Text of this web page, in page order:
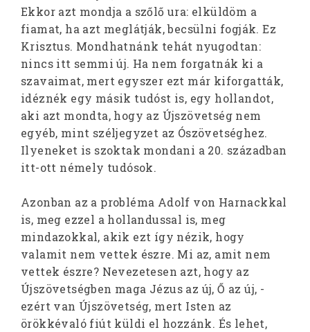
Ekkor azt mondja a szőlő ura: elküldöm a
fiamat, ha azt meglátják, becsülni fogják. Ez
Krisztus. Mondhatnánk tehát nyugodtan:
nincs itt semmi új. Ha nem forgatnák ki a
szavaimat, mert egyszer ezt már kiforgatták,
idéznék egy másik tudóst is, egy hollandot,
aki azt mondta, hogy az Újszövetség nem
egyéb, mint széljegyzet az Ószövetséghez.
Ilyeneket is szoktak mondani a 20. században
itt-ott némely tudósok.
Azonban az a probléma Adolf von Harnackkal
is, meg ezzel a hollandussal is, meg
mindazokkal, akik ezt így nézik, hogy
valamit nem vettek észre. Mi az, amit nem
vettek észre? Nevezetesen azt, hogy az
Újszövetségben maga Jézus az új, Ő az új, -
ezért van Újszövetség, mert Isten az
örökkévaló fiút küldi el hozzánk. És lehet,